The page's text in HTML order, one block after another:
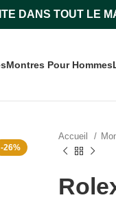
DANS TOUT LE
Montres Pour Hommes
-26%
Accueil